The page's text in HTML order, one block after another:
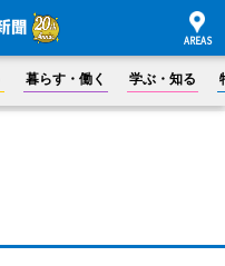
暮らす・働く 学ぶ・知る